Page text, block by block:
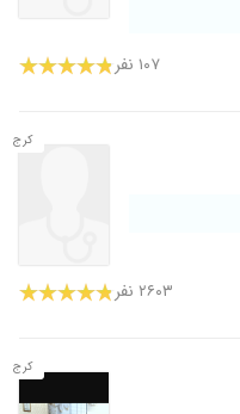
۱۰۷ نفر
کرج
۲۶۰۳ نفر
کرج